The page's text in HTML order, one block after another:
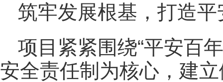
筑牢发展根基，打造平
项目紧紧围绕“平安百
安全责任制为核心，建